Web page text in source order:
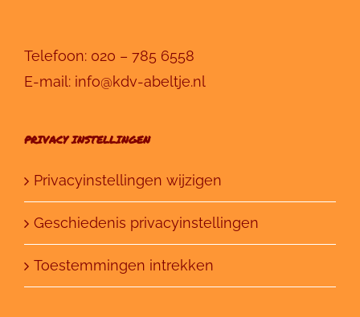
Telefoon: 020 – 785 6558
E-mail: info@kdv-abeltje.nl
PRIVACY INSTELLINGEN
Privacyinstellingen wijzigen
Geschiedenis privacyinstellingen
Toestemmingen intrekken